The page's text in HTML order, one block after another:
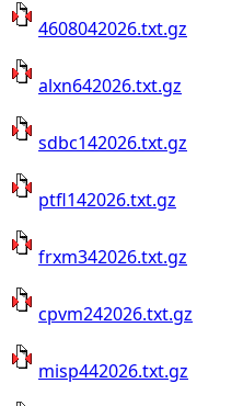
4608042026.txt.gz
alxn642026.txt.gz
sdbc142026.txt.gz
ptfl142026.txt.gz
frxm342026.txt.gz
cpvm242026.txt.gz
misp442026.txt.gz